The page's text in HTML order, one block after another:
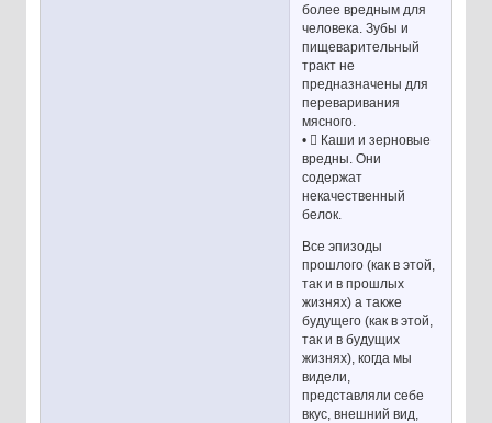
более вредным для
человека. Зубы и
пищеварительный
тракт не
предназначены для
переваривания
мясного.
•  Каши и зерновые
вредны. Они
содержат
некачественный
белок.
Все эпизоды
прошлого (как в этой,
так и в прошлых
жизнях) а также
будущего (как в этой,
так и в будущих
жизнях), когда мы
видели,
представляли себе
вкус, внешний вид,